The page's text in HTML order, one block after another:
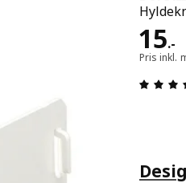
15.-
Pris
Pris inkl.